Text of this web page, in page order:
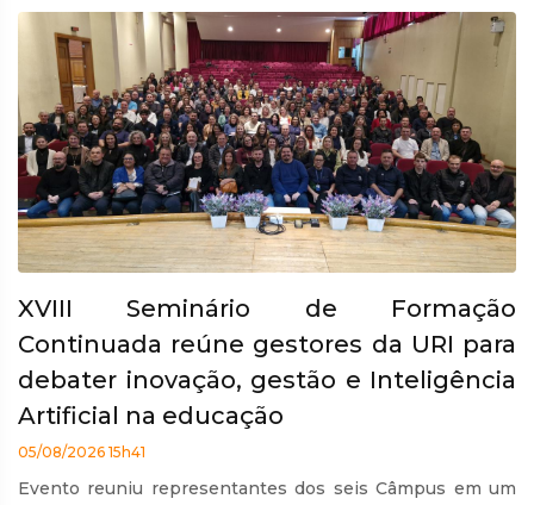
XVIII Seminário de Formação
Continuada reúne gestores da URI para
debater inovação, gestão e Inteligência
Artificial na educação
05/08/2026 15h41
Evento reuniu representantes dos seis Câmpus em um